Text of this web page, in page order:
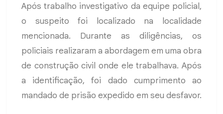
Após trabalho investigativo da equipe policial,
o suspeito foi localizado na localidade
mencionada. Durante as diligências, os
policiais realizaram a abordagem em uma obra
de construção civil onde ele trabalhava. Após
a identificação, foi dado cumprimento ao
mandado de prisão expedido em seu desfavor.